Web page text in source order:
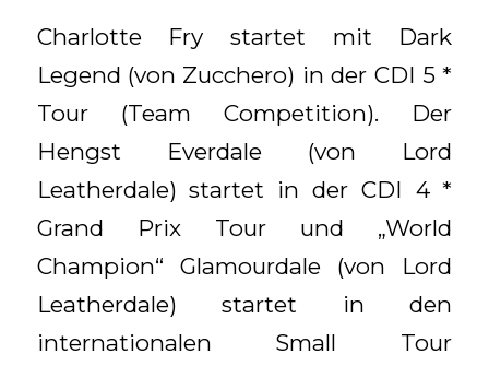
Charlotte Fry startet mit Dark
Legend (von Zucchero) in der CDI 5 *
Tour (Team Competition). Der
Hengst Everdale (von Lord
Leatherdale) startet in der CDI 4 *
Grand Prix Tour und „World
Champion“ Glamourdale (von Lord
Leatherdale) startet in den
internationalen Small Tour